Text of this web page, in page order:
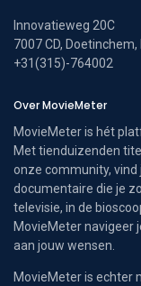
Innovatieweg 20C
7007 CD,
+31(315)-764002
Over MovieMeter
MovieMeter is hét
Met tienduizenden
onze community, vind
documentaire die je
televisie, in de
MovieMeter navigeer
aan jouw wensen.
MovieMeter is echter